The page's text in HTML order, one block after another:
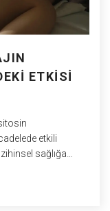
ETKISI
etkili
sağlığa